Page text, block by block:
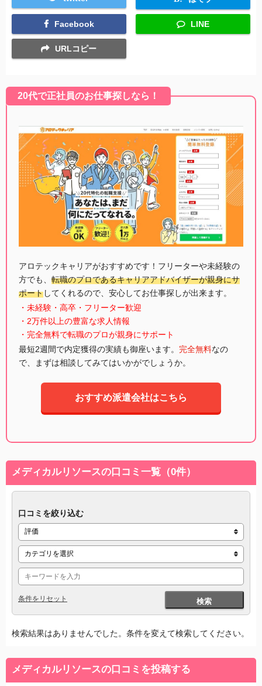
Facebook LINE
URLコピー
20代で正社員のお仕事探しなら！
アロテックキャリアがおすすめです！フリーターや未経験の
方でも、 転職のプロであるキャリアアドバイザーが親身にサ
ポートしてくれるので、安心してお仕事探しが出来ます。
・未経験・高卒・フリーター歓迎
・2万件以上の豊富な求人情報
・完全無料で転職のプロが親身にサポート
最短2週間で内定獲得の実績も御座います。 完全無料なの
で、まずは相談してみてはいかがでしょうか。
おすすめ派遣会社はこちら
メディカルリソースの口コミ一覧（0件）
口コミを絞り込む
検索
条件をリセット
検索結果はありませんでした。条件を変えて検索してください。
メディカルリソースの口コミを投稿する